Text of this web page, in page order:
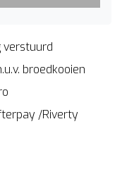
verstuurd
broedkooien
/Riverty